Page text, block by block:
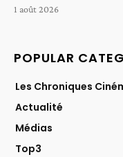
1 août 2026
POPULAR
Les Chroniques
Actualité
Médias
Top3